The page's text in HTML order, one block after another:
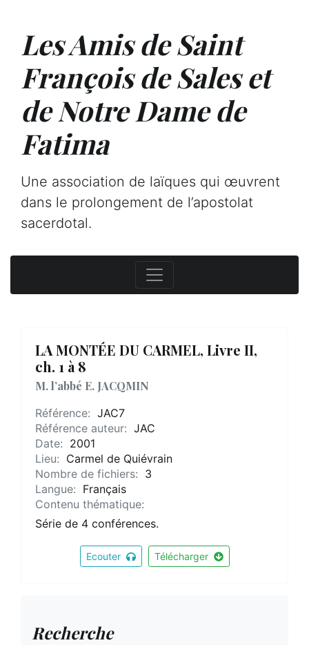
Les Amis de Saint
François de Sales et
de Notre Dame de
Fatima
Une association de laïques qui œuvrent
dans le prolongement de l’apostolat
sacerdotal.
LA MONTÉE DU CARMEL, Livre II,
ch. 1 à 8
M. l’abbé E. JACQMIN
Référence: JAC7
Référence auteur: JAC
Date: 2001
Lieu: Carmel de Quiévrain
Nombre de fichiers: 3
Langue: Français
Contenu thématique:
Série de 4 conférences.
Ecouter Télécharger
Recherche